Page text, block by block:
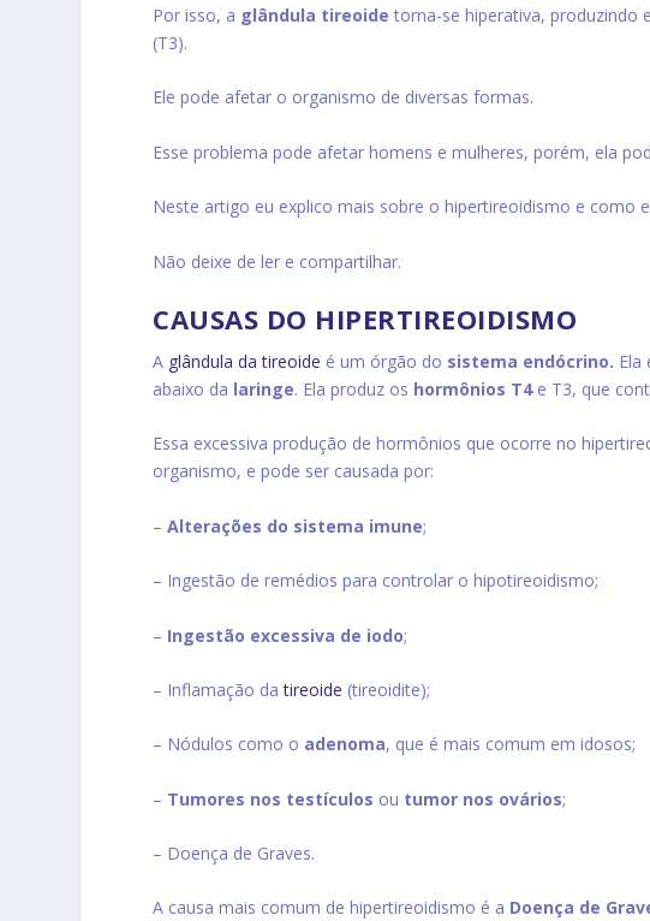
Por isso, a glândula tireoide torna-se hiperativa, produzindo
(T3).
Ele pode afetar o organismo de diversas formas.
Esse problema pode afetar homens e mulheres, porém, ela
Neste artigo eu explico mais sobre o hipertireoidismo e como
Não deixe de ler e compartilhar.
CAUSAS DO HIPERTIREOIDISMO
A glândula da tireoide é um órgão do sistema endócrino. Ela
abaixo da laringe. Ela produz os hormônios T4e T3, que
Essa excessiva produção de hormônios que ocorre no
organismo, e pode ser causada por:
–Alterações do sistema imune;
– Ingestão de remédios para controlar o hipotireoidismo;
– Ingestão excessiva de iodo;
– Inflamação datireoide (tireoidite);
– Nódulos como o adenoma, que é mais comum em idosos;
– Tumores nos testículos ou tumor nos ovários;
– Doença de Graves.
A causa mais comum de hipertireoidismo é a Doença de